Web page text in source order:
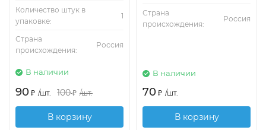
Количество штук в
упаковке:
1
Страна
происхождения:
Россия
В наличии
90 ₽ /шт. 100 ₽ /шт.
В корзину
Страна
происхождения:
Россия
В наличии
70 ₽ /шт.
В корзину